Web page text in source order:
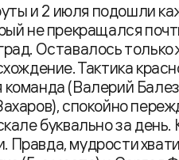
и 2 июля подошли
не прекращался
Оставалось только
Тактика
(Валерий
спокойно
буквально за день.
мудрости